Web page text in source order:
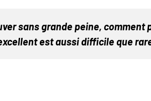
sans grande peine,
est aussi difficile que